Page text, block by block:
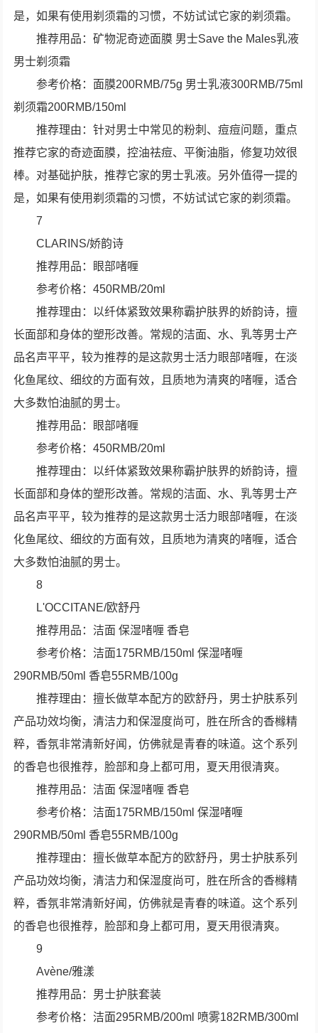
是，如果有使用剃须霜的习惯，不妨试试它家的剃须霜。
推荐用品：矿物泥奇迹面膜 男士Save the Males乳液
男士剃须霜
参考价格：面膜200RMB/75g 男士乳液300RMB/75ml
剃须霜200RMB/150ml
推荐理由：针对男士中常见的粉刺、痘痘问题，重点
推荐它家的奇迹面膜，控油祛痘、平衡油脂，修复功效很
棒。对基础护肤，推荐它家的男士乳液。另外值得一提的
是，如果有使用剃须霜的习惯，不妨试试它家的剃须霜。
7
CLARINS/娇韵诗
推荐用品：眼部啫喱
参考价格：450RMB/20ml
推荐理由：以纤体紧致效果称霸护肤界的娇韵诗，擅
长面部和身体的塑形改善。常规的洁面、水、乳等男士产
品名声平平，较为推荐的是这款男士活力眼部啫喱，在淡
化鱼尾纹、细纹的方面有效，且质地为清爽的啫喱，适合
大多数怕油腻的男士。
推荐用品：眼部啫喱
参考价格：450RMB/20ml
推荐理由：以纤体紧致效果称霸护肤界的娇韵诗，擅
长面部和身体的塑形改善。常规的洁面、水、乳等男士产
品名声平平，较为推荐的是这款男士活力眼部啫喱，在淡
化鱼尾纹、细纹的方面有效，且质地为清爽的啫喱，适合
大多数怕油腻的男士。
8
L'OCCITANE/欧舒丹
推荐用品：洁面 保湿啫喱 香皂
参考价格：洁面175RMB/150ml 保湿啫喱
290RMB/50ml 香皂55RMB/100g
推荐理由：擅长做草本配方的欧舒丹，男士护肤系列
产品功效均衡，清洁力和保湿度尚可，胜在所含的香橼精
粹，香氛非常清新好闻，仿佛就是青春的味道。这个系列
的香皂也很推荐，脸部和身上都可用，夏天用很清爽。
推荐用品：洁面 保湿啫喱 香皂
参考价格：洁面175RMB/150ml 保湿啫喱
290RMB/50ml 香皂55RMB/100g
推荐理由：擅长做草本配方的欧舒丹，男士护肤系列
产品功效均衡，清洁力和保湿度尚可，胜在所含的香橼精
粹，香氛非常清新好闻，仿佛就是青春的味道。这个系列
的香皂也很推荐，脸部和身上都可用，夏天用很清爽。
9
Avène/雅漾
推荐用品：男士护肤套装
参考价格：洁面295RMB/200ml 喷雾182RMB/300ml